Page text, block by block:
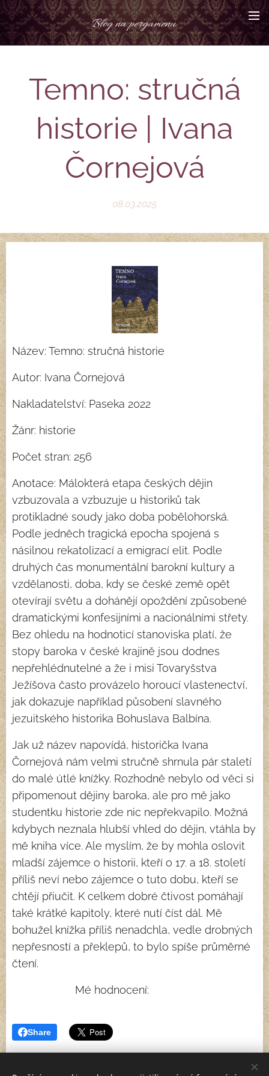
Blog na pergamenu
Temno: stručná
historie | Ivana
Čornejová
08.03.2025
Název: Temno: stručná historie
Autor: Ivana Čornejová
Nakladatelství: Paseka 2022
Žánr: historie
Počet stran: 256
Anotace: Málokterá etapa českých dějin
vzbuzovala a vzbuzuje u historiků tak
protikladné soudy jako doba pobělohorská.
Podle jedněch tragická epocha spojená s
násilnou rekatolizací a emigrací elit. Podle
druhých čas monumentální barokní kultury a
vzdělanosti, doba, kdy se české země opět
otevírají světu a dohánějí opoždění způsobené
dramatickými konfesijními a nacionálními střety.
Bez ohledu na hodnoticí stanoviska platí, že
stopy baroka v české krajině jsou dodnes
nepřehlédnutelné a že i misi Tovaryšstva
Ježíšova často provázelo horoucí vlastenectví,
jak dokazuje například působení slavného
jezuitského historika Bohuslava Balbína.
Jak už název napovídá, historička Ivana
Čornejová nám velmi stručně shrnula pár staletí
do malé útlé knížky. Rozhodně nebylo od věci si
připomenout dějiny baroka, ale pro mě jako
studentku historie zde nic nepřekvapilo. Možná
kdybych neznala hlubší vhled do dějin, vtáhla by
mě kniha více. Ale myslím, že by mohla oslovit
mladší zájemce o historii, kteří o 17. a 18. století
příliš neví nebo zájemce o tuto dobu, kteří se
chtějí přiučit. K celkem dobré čtivost pomáhají
také krátké kapitoly, které nutí číst dál. Mě
bohužel knížka příliš nenadchla, vedle drobných
nepřesností a překlepů, to bylo spíše průměrné
čtení.
Mé hodnocení: ⭐⭐⭐
Share